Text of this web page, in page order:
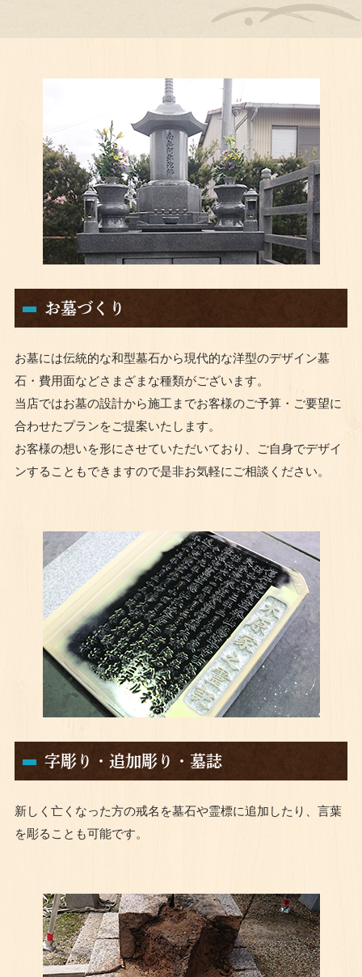
お墓づくり
お墓には伝統的な和型墓石から現代的な洋型のデザイン墓
石・費用面などさまざまな種類がございます。
当店ではお墓の設計から施工までお客様のご予算・ご要望に
合わせたプランをご提案いたします。
お客様の想いを形にさせていただいており、ご自身でデザイ
ンすることもできますので是非お気軽にご相談ください。
字彫り・追加彫り・墓誌
新しく亡くなった方の戒名を墓石や霊標に追加したり、言葉
を彫ることも可能です。